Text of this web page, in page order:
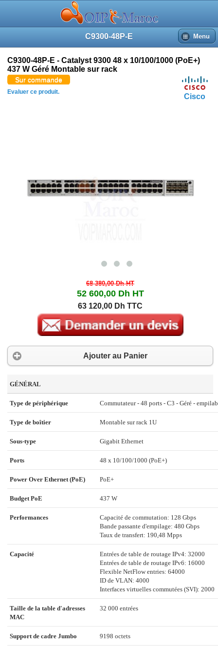
C9300-48P-E Menu
Cisco
C9300-48P-E - Catalyst 9300 48 x 10/100/1000 (PoE+)
437 W Géré Montable sur rack
Sur commande
Evaluer ce produit.
68 380,00 DhHT
52 600,00 Dh HT
63 120,00 Dh TTC
Ajouter au Panier
GÉNÉRAL
Type de périphérique Commutateur - 48 ports - C3 - Géré -
Type de boîtier Montable sur rack 1U
Sous-type Gigabit Ethernet
Ports 48 x 10/100/1000 (PoE+)
Power Over Ethernet (PoE) PoE+
Budget PoE 437 W
Performances
Capacité de commutation: 128 Gbps
Bande passante d'empilage: 480 Gbps
Taux de transfert: 190,48 Mpps
Capacité
Entrées de table de routage IPv4: 32000
Entrées de table de routage IPv6: 16000
Flexible NetFlow entries: 64000
ID de VLAN: 4000
Interfaces virtuelles commutées (SVI): 2000
Taille de la table d'adresses
MAC
32 000 entrées
Support de cadre Jumbo 9198 octets